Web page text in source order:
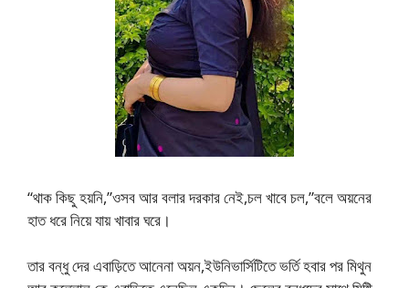
“থাক কিছু হয়নি,”ওসব আর বলার দরকার নেই,চল খাবে চল,”বলে অয়নের
হাত ধরে নিয়ে যায় খাবার ঘরে।
তার বন্ধু দের এবাড়িতে আনেনা অয়ন,ইউনিভার্সিটিতে ভর্তি হবার পর মিথুন